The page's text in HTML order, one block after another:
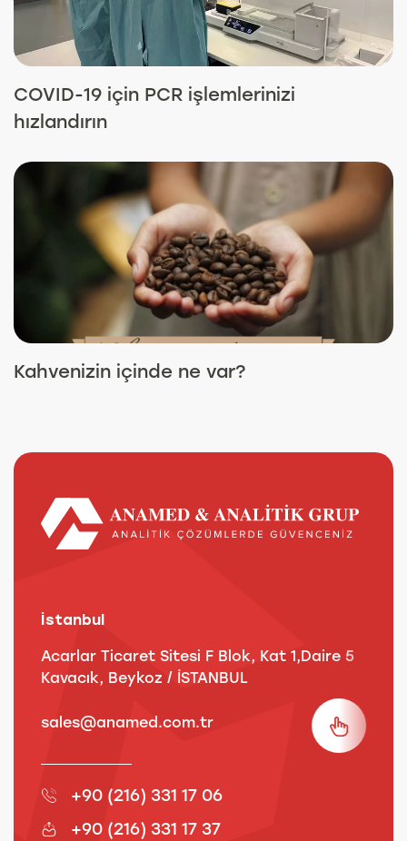
COVID-19 için PCR işlemlerinizi
hızlandırın
Kahvenizin içinde ne var?
İstanbul
Acarlar Ticaret Sitesi F Blok, Kat 1,Daire 5
Kavacık, Beykoz / İSTANBUL
sales@anamed.com.tr
+90 (216) 331 17 06
+90 (216) 331 17 37